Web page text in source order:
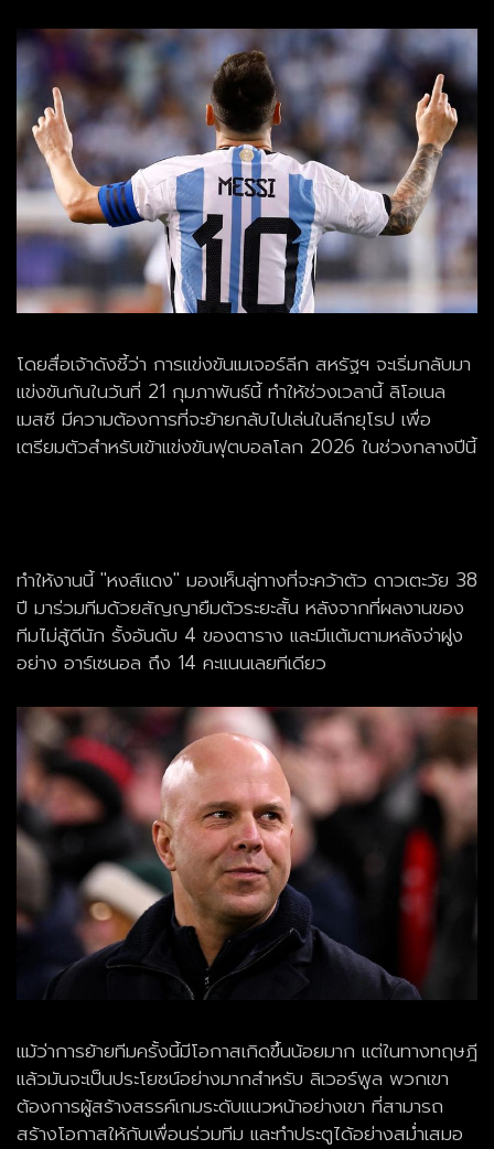
โดยสื่อเจ้าดังชี้ว่า การแข่งขันเมเจอร์ลีก สหรัฐฯ จะเริ่มกลับมา
แข่งขันกันในวันที่ 21 กุมภาพันธ์นี้ ทำให้ช่วงเวลานี้ ลิโอเนล
เมสซี มีความต้องการที่จะย้ายกลับไปเล่นในลีกยุโรป เพื่อ
เตรียมตัวสำหรับเข้าแข่งขันฟุตบอลโลก 2026 ในช่วงกลางปีนี้
ทำให้งานนี้ "หงส์แดง" มองเห็นลู่ทางที่จะคว้าตัว ดาวเตะวัย 38
ปี มาร่วมทีมด้วยสัญญายืมตัวระยะสั้น หลังจากที่ผลงานของ
ทีมไม่สู้ดีนัก รั้งอันดับ 4 ของตาราง และมีแต้มตามหลังจ่าฝูง
อย่าง อาร์เซนอล ถึง 14 คะแนนเลยทีเดียว
แม้ว่าการย้ายทีมครั้งนี้มีโอกาสเกิดขึ้นน้อยมาก แต่ในทางทฤษฎี
แล้วมันจะเป็นประโยชน์อย่างมากสำหรับ ลิเวอร์พูล พวกเขา
ต้องการผู้สร้างสรรค์เกมระดับแนวหน้าอย่างเขา ที่สามารถ
สร้างโอกาสให้กับเพื่อนร่วมทีม และทำประตูได้อย่างสม่ำเสมอ